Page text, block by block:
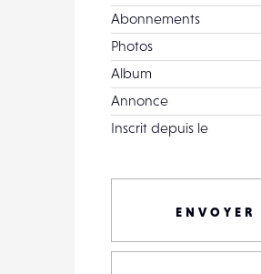
Abonnements
Photos
Album
Annonce
Inscrit depuis le
ENVOYER